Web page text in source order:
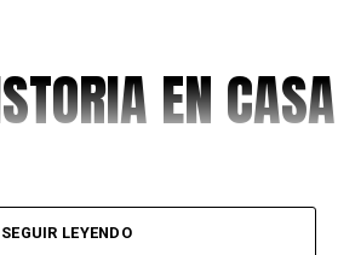
EN CASA
SEGUIR LEYENDO